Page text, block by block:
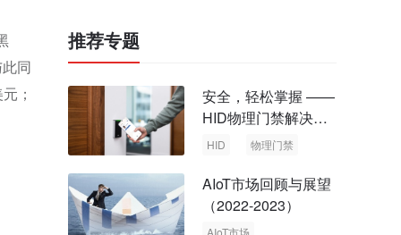
同
；
推荐专题
安全，轻松掌握 ——
HID物理门禁解决方
案，启动智慧安全新
HID 物理门禁
AIoT市场回顾与展望
（2022-2023）
AIoT市场